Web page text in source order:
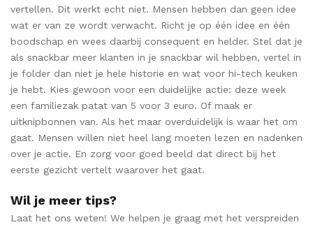
vertellen. Dit werkt echt niet. Mensen hebben dan geen idee
wat er van ze wordt verwacht. Richt je op één idee en één
boodschap en wees daarbij consequent en helder. Stel dat je
als snackbar meer klanten in je snackbar wil hebben, vertel in
je folder dan niet je hele historie en wat voor hi-tech keuken
je hebt. Kies gewoon voor een duidelijke actie: deze week
een familiezak patat van 5 voor 3 euro. Of maak er
uitknipbonnen van. Als het maar overduidelijk is waar het om
gaat. Mensen willen niet heel lang moeten lezen en nadenken
over je actie. En zorg voor goed beeld dat direct bij het
eerste gezicht vertelt waarover het gaat.
Wil je meer tips?
Laat het ons weten! We helpen je graag met het verspreiden